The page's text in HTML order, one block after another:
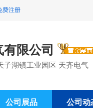
费注册
限公司
子湖镇工业园区 天齐电气
公司展品 公司动